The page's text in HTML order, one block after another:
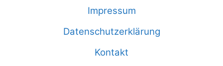
Impressum
Datenschutzerklärung
Kontakt